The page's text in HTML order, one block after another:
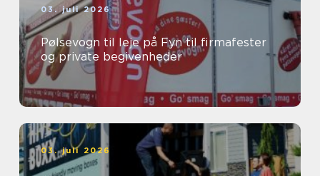
03. juli 2026
Pølsevogn til leje på Fyn til firmafester
og private begivenheder
03. juli 2026